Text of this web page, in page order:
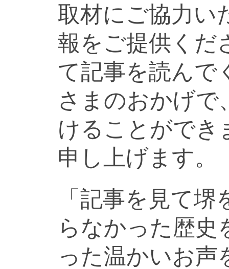
取材にご協力い
報をご提供くだ
て記事を読んで
さまのおかげで
けることができ
申し上げます。
「記事を見て
らなかった歴史
った温かいお声